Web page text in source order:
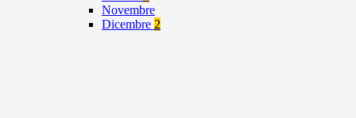
Novembre
Dicembre 2